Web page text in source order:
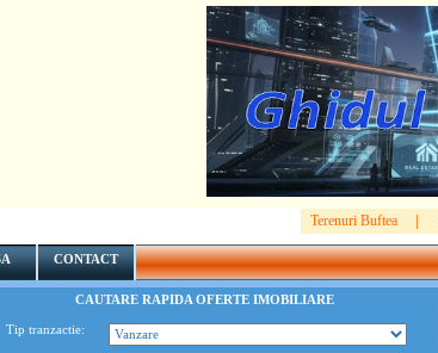
Terenuri Buftea
CONTACT
CAUTARE RAPIDA OFERTE IMOBILIARE
Tip tranzactie: